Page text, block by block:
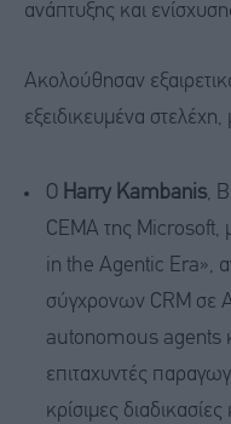
ανάπτυξης και
Ακολούθησαν
εξειδικευμένα
Ο Harry Kambanis,
CEMA της
in the Agentic Era»,
σύγχρονων CRM σε
autonomous agents
επιταχυντές
κρίσιμες